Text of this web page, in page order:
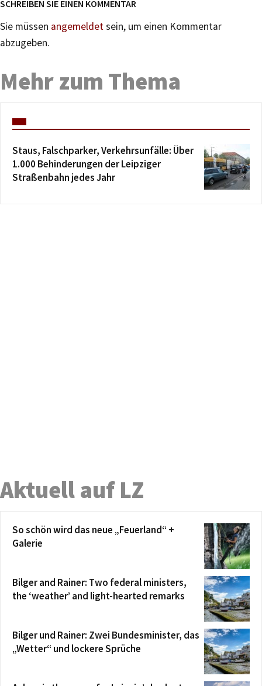
SCHREIBEN SIE EINEN KOMMENTAR
Sie müssen angemeldetsein, um einen Kommentar
abzugeben.
Mehr zum Thema
Staus, Falschparker, Verkehrsunfälle: Über
1.000 Behinderungen der Leipziger
Straßenbahn jedes Jahr
Aktuell auf LZ
So schön wird das neue „Feuerland“ +
Galerie
Bilger and Rainer: Two federal ministers,
the ‘weather’ and light-hearted remarks
Bilger und Rainer: Zwei Bundesminister, das
„Wetter“ und lockere Sprüche